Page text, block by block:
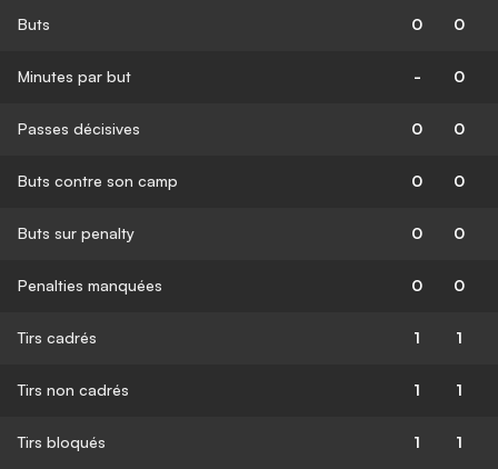
Buts 0 0
Minutes par but - 0
Passes décisives 0 0
Buts contre son camp 0 0
Buts sur penalty 0 0
Penalties manquées 0 0
Tirs cadrés 1 1
Tirs non cadrés 1 1
Tirs bloqués 1 1